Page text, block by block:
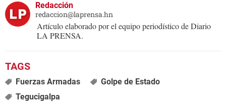
Redacción
redaccion@laprensa.hn
Artículo elaborado por el equipo periodístico de Diario
LA PRENSA.
Fuerzas Armadas
Golpe de Estado
Tegucigalpa